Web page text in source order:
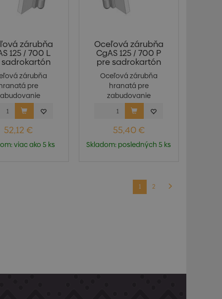
zárubňa
125 / 700 L
zárubňa
pre
do...
52,12 €
viac ako 5 ks
Oceľová zárubňa
CgAS 125 / 700 P
pre sadrokartón
Oceľová zárubňa
hranatá pre
zabudovanie
(pristrutkovanie) do...
55,40 €
Skladom: posledných 5 ks
1 2